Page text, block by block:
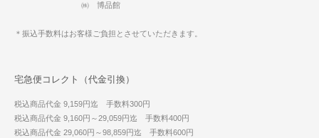
㈱ 博品館
＊振込手数料はお客様ご負担とさせていただきます。
宅急便コレクト（代金引換）
税込商品代金 9,159円迄 手数料300円
税込商品代金 9,160円～29,059円迄 手数料400円
税込商品代金 29,060円～98,859円迄 手数料600円